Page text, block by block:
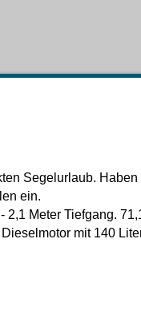
Segelurlaub.
ein.
Meter Tiefgang.
mit 140